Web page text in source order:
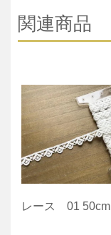
関連商品
レース 01 50cm